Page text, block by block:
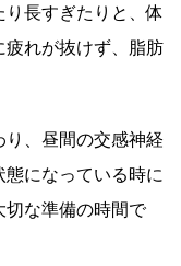
長すぎたりと、体
れが抜けず、脂肪
、昼間の交感神経
になっている時に
切な準備の時間で